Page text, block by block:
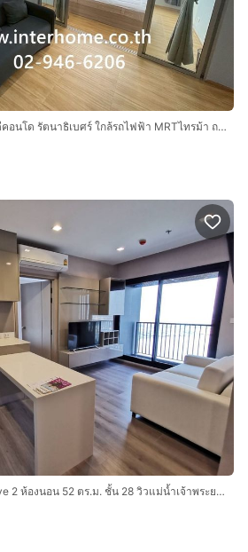
คอนโดมิเนียม 29.15 ตร.ม. ดีคอนโด รัตนาธิเบศร์ ใกล้รถไฟฟ้า MRTไทรม้า ถนนรัตนาธิเบศร์ ถนนราชพฤกษ์ เมืองนนทบุรี นนทบุรี
ขายคอนโด The Politan Rive 2 ห้องนอน 52 ตร.ม. ชั้น 28 วิวแม่น้ำเจ้าพระยา ใกล้ MRT สะพานพระนั่งเกล้า พร้อมเข้าอยู่